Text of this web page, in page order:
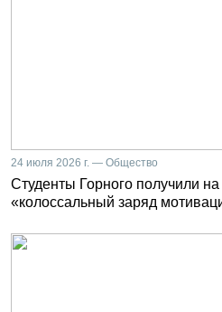
24 июля 2026 г. — Общество
Студенты Горного получили
«колоссальный заряд